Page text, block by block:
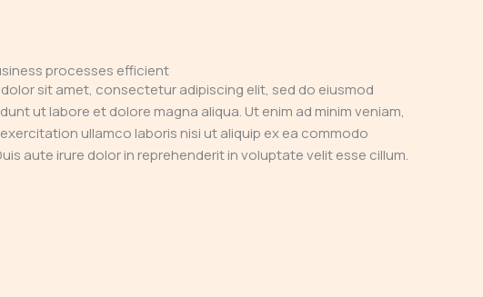
processes efficient
dolor sit amet, consectetur adipiscing elit, sed do eiusmod
ut labore et dolore magna aliqua. Ut enim ad minim veniam,
ullamco laboris nisi ut aliquip ex ea commodo
aute irure dolor in reprehenderit in voluptate velit esse cillum.